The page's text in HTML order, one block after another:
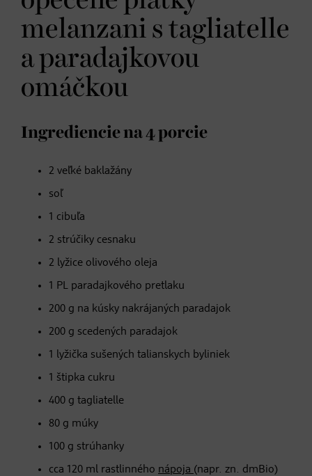
melanzani s tagliatelle
a paradajkovou
omáčkou
Ingrediencie na 4 porcie
2 veľké baklažány
soľ
1 cibuľa
2 strúčiky cesnaku
2 lyžice olivového oleja
1 PL paradajkového pretlaku
200 g na kúsky nakrájaných paradajok
200 g scedených paradajok
1 lyžička sušených talianskych byliniek
1 štipka cukru
400 g tagliatelle
80 g múky
100 g strúhanky
cca 120 ml rastlinného nápoja (napr. zn. dmBio)